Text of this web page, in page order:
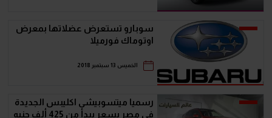
سوبارو تستعرض عضلاتها بمعرض
اوتوماك فورميلا
الخميس 13 سبتمبر 2018
رسميا ميتسوبيشى اكليبس الجديدة
فى مصر بسعر يبدأ من 425 ألف جنيه